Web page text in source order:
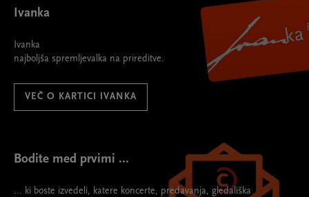
Ivanka
Ivanka
najboljša spremljevalka na prireditve.
VEČ O KARTICI IVANKA
Bodite med prvimi ...
... ki boste izvedeli, katere koncerte, predavanja, gledališka